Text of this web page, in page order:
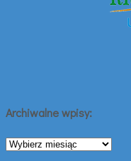
Archiwalne wpisy:
Archiwalne